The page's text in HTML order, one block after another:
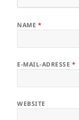
NAME *
E-MAIL-ADRESSE *
WEBSITE